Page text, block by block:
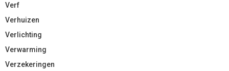
Verf
Verhuizen
Verlichting
Verwarming
Verzekeringen